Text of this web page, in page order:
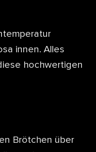
innen. Alles
hochwertigen
Brötchen über